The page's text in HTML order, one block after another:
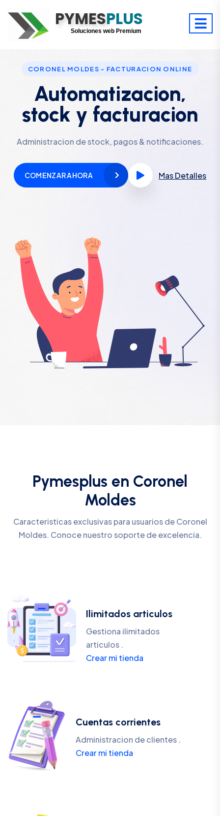
PYMESPLUS
Digitaliza tu éxito
Soluciones web Premium
CORONEL MOLDES - FACTURACION ONLINE
Automatizacion,
stock y facturacion
Administracion de stock, pagos & notificaciones.
COMENZAR AHORA Mas Detalles
Pymesplus en Coronel
Moldes
Caracteristicas exclusivas para usuarios de Coronel
Moldes. Conoce nuestro soporte de excelencia.
Ilimitados articulos
Gestiona ilimitados
articulos .
Crear mi tienda
Cuentas corrientes
Administracion de clientes .
Crear mi tienda